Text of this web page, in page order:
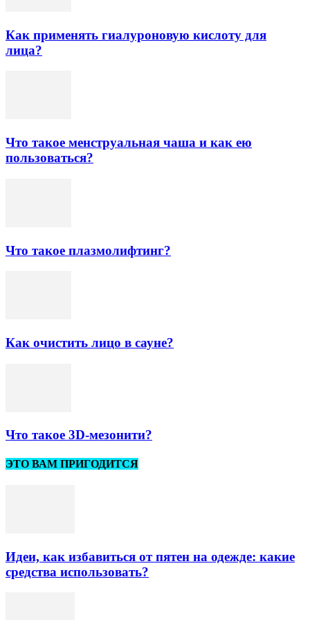
Как применять гиалуроновую кислоту для
лица?
Что такое менструальная чаша и как ею
пользоваться?
Что такое плазмолифтинг?
Как очистить лицо в сауне?
Что такое 3D-мезонити?
ЭТО ВАМ ПРИГОДИТСЯ
Идеи, как избавиться от пятен на одежде: какие
средства использовать?